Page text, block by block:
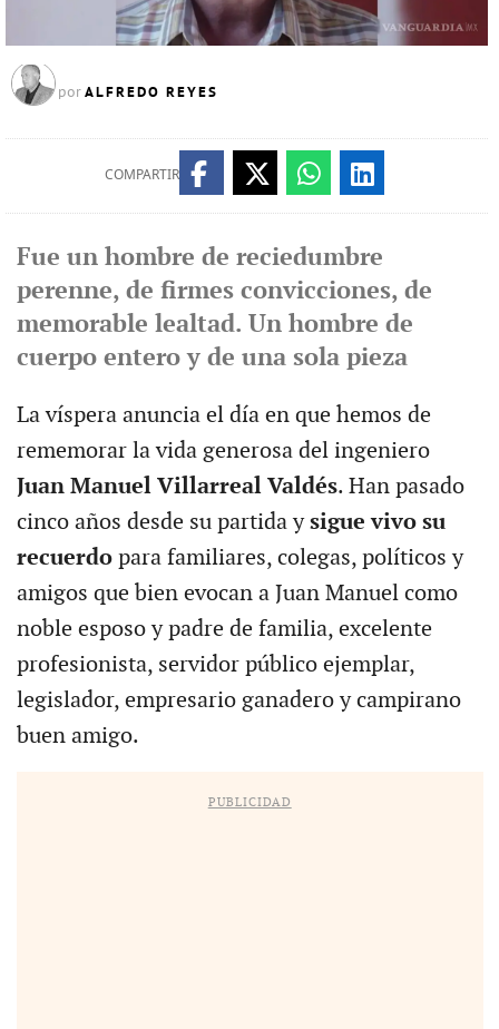
por ALFREDO REYES
COMPARTIR
Fue un hombre de reciedumbre
perenne, de firmes convicciones, de
memorable lealtad. Un hombre de
cuerpo entero y de una sola pieza
La víspera anuncia el día en que hemos de
rememorar la vida generosa del ingeniero
Juan Manuel Villarreal Valdés. Han pasado
cinco años desde su partida ysigue vivo su
recuerdo para familiares, colegas, políticos y
amigos que bien evocan a Juan Manuel como
noble esposo y padre de familia, excelente
profesionista, servidor público ejemplar,
legislador, empresario ganadero y campirano
buen amigo.
PUBLICIDAD